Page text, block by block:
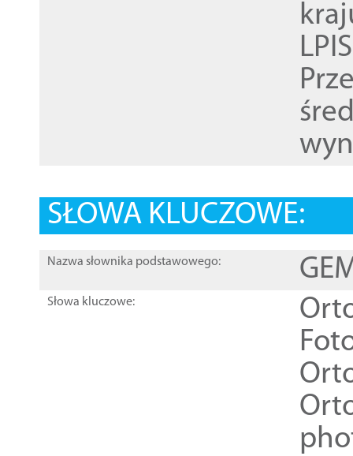
SŁOWA KLUCZOWE:
Nazwa słownika podstawowego:
Słowa kluczowe: